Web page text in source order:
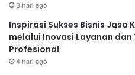
3 hari ago
Inspirasi Sukses Bisnis Jasa
melalui Inovasi Layanan dan
Profesional
4 hari ago